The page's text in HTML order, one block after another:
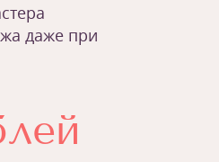
даже при